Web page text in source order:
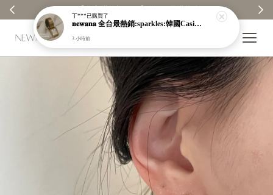
丁***已購買了
𝐧𝐞𝐰𝐚𝐧𝐚 全台最熱銷:sparkles:韓國Casio防潑水金屬錶:sparkles:就在本店
3 小時前